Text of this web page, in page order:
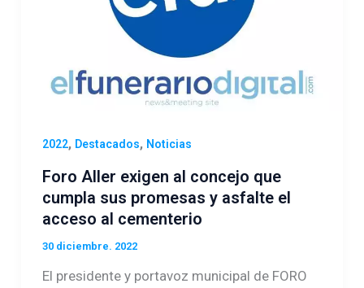
2022, Destacados, Noticias
Foro Aller exigen al concejo que
cumpla sus promesas y asfalte el
acceso al cementerio
30 diciembre. 2022
El presidente y portavoz municipal de FORO